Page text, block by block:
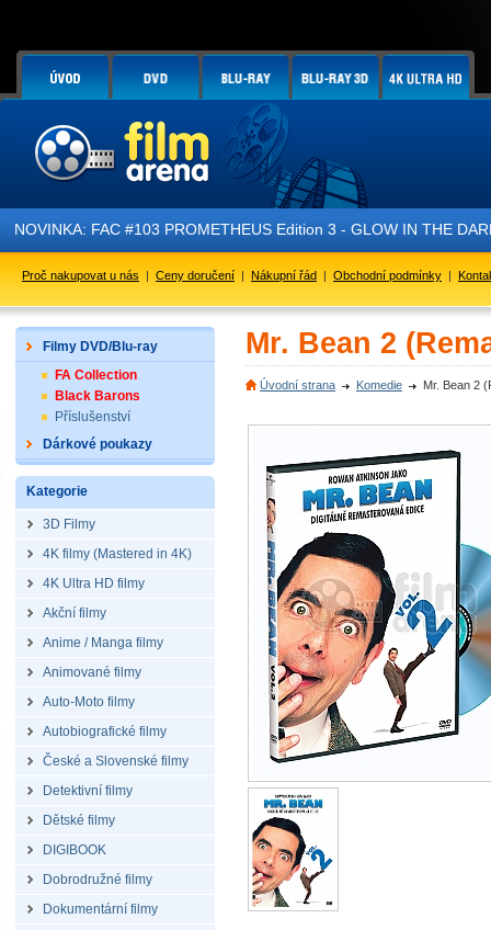
FAC #103 PROMETHEUS Edition 3 - GLOW IN THE DARK -
Proč nakupovat u nás | Ceny doručení | Nákupní řád | Obchodní podmínky |
Filmy DVD/Blu-ray
FA Collection
Black Barons
Příslušenství
Dárkové poukazy
Kategorie
3D Filmy
4K filmy (Mastered in 4K)
4K Ultra HD filmy
Akční filmy
Anime / Manga filmy
Animované filmy
Auto-Moto filmy
Autobiografické filmy
České a Slovenské filmy
Detektivní filmy
Dětské filmy
DIGIBOOK
Dobrodružné filmy
Dokumentární filmy
Mr. Bean 2
Úvodní strana Komedie Mr. Bean 2